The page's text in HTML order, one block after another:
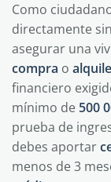
Como
directamente
asegurar una
compra o
financiero
mínimo de 500
prueba de
debes aportar
menos de 3